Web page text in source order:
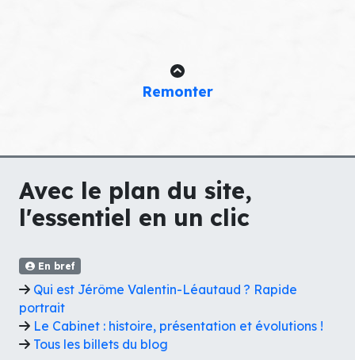
Remonter
Avec le plan du site,
l'essentiel en un clic
En bref
Qui est Jérôme Valentin-Léautaud ? Rapide
portrait
Le Cabinet : histoire, présentation et évolutions !
Tous les billets du blog